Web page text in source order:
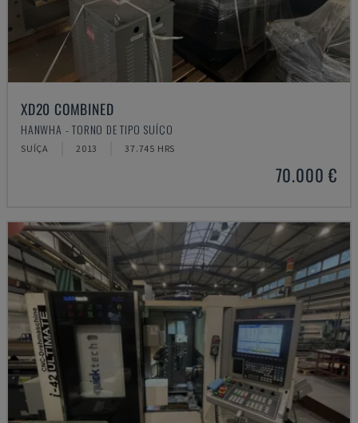
XD20 COMBINED
HANWHA - TORNO DE TIPO SUÍÇO
SUÍÇA 2013 37.745 HRS
70.000 €